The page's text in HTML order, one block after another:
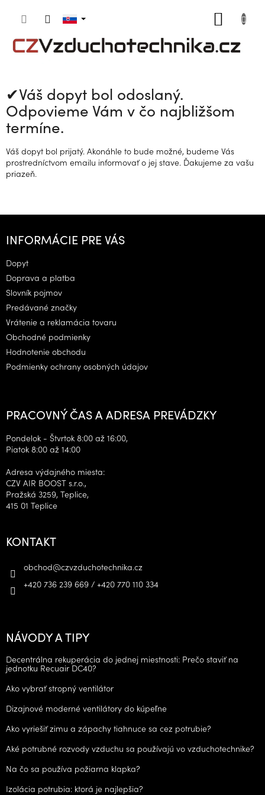
✔Váš dopyt bol odoslaný.
Odpovieme Vám v čo najbližšom
termíne.
Váš dopyt bol prijatý. Akonáhle to bude možné, budeme Vás
prostredníctvom emailu informovať o jej stave. Ďakujeme za vašu
priazeň.
Z
INFORMÁCIE PRE VÁS
Dopyt
Doprava a platba
Slovník pojmov
Predávané značky
Vrátenie a reklamácia tovaru
Obchodné podmienky
Hodnotenie obchodu
Podmienky ochrany osobných údajov
PRACOVNÝ ČAS A ADRESA PREVÁDZKY
Pondelok - Štvrtok 8:00 až 16:00,
Piatok 8:00 až 14:00
Adresa výdajného miesta:
CZV AIR BOOST s.r.o.,
Pražská 3259, Teplice,
415 01 Teplice
KONTAKT
obchod@czvzduchotechnika.cz
+420 736 239 669 / +420 770 110 334
NÁVODY A TIPY
Decentrálna rekuperácia do jednej miestnosti: Prečo staviť na
jednotku Recuair DC40?
Ako vybrať stropný ventilátor
Dizajnové moderné ventilátory do kúpeľne
Ako vyriešiť zimu a zápachy tiahnuce sa cez potrubie?
Aké potrubné rozvody vzduchu sa používajú vo vzduchotechnike?
Na čo sa používa požiarna klapka?
Izolácia potrubia: ktorá je najlepšia?